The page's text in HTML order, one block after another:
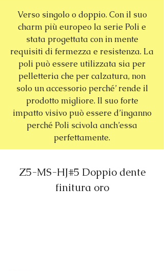
Verso singolo o doppio. Con il suo
charm più europeo la serie Poli e
stata progettata con in mente
requisiti di fermezza e resistenza. La
poli può essere utilizzata sia per
pelletteria che per calzatura, non
solo un accessorio perché’ rende il
prodotto migliore. Il suo forte
impatto visivo può essere d’inganno
perché Poli scivola anch’essa
perfettamente.
Z5-MS-HJ#5 Doppio dente
finitura oro